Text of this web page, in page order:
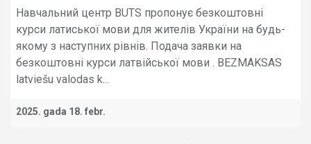
Навчальний центр BUTS пропонує безкоштовні
курси латиської мови для жителів України на будь-
якому з наступних рівнів. Подача заявки на
безкоштовні курси латвійської мови . BEZMAKSAS
latviešu valodas k...
2025. gada 18. febr.